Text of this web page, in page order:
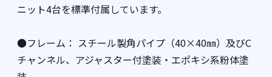
ニット4台を標準付属しています。
●フレーム： スチール製角パイプ（40×40㎜）及びC
チャンネル、アジャスター付塗装・エポキシ系粉体塗